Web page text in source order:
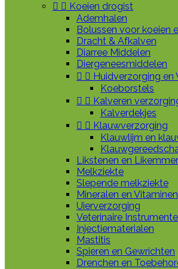
  Koeien drogist
Ademhalen
Bolussen voor koeien
Dracht & Afkalven
Diarree Middelen
Diergeneesmiddelen
  Huidverzorging en
Koeborstels
  Kalveren
Kalverdekjes
  Klauwverzorging
Klauwlijm en
Likstenen en
Melkziekte
Slepende melkziekte
Mineralen en Vitaminen
Uierverzorging
Veterinaire
Injectiematerialen
Mastitis
Spieren en Gewrichten
Drenchen en